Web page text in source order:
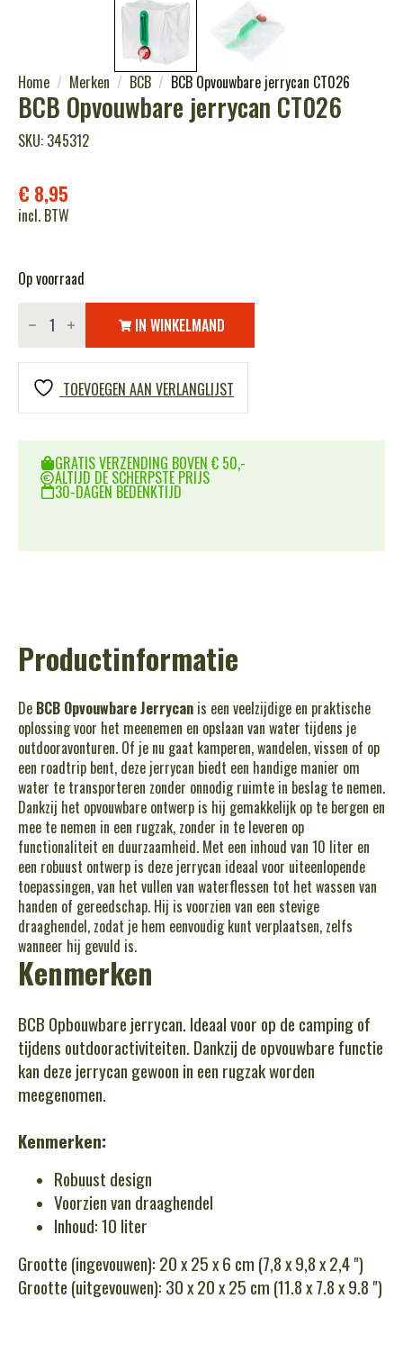
Home Merken BCB BCB Opvouwbare jerrycan CT026
BCB Opvouwbare jerrycan CT026
SKU: 345312
€ 8,95
incl. BTW
Op voorraad
BCB
Opvouwbare
jerrycan
CT026
aantal
IN WINKELMAND
TOEVOEGEN AAN VERLANGLIJST
GRATIS VERZENDING BOVEN € 50,-
ALTIJD DE SCHERPSTE PRIJS
30-DAGEN BEDENKTIJD
Productinformatie
De BCB Opvouwbare Jerrycan is een veelzijdige en praktische
oplossing voor het meenemen en opslaan van water tijdens je
outdooravonturen. Of je nu gaat kamperen, wandelen, vissen of op
een roadtrip bent, deze jerrycan biedt een handige manier om
water te transporteren zonder onnodig ruimte in beslag te nemen.
Dankzij het opvouwbare ontwerp is hij gemakkelijk op te bergen en
mee te nemen in een rugzak, zonder in te leveren op
functionaliteit en duurzaamheid. Met een inhoud van 10 liter en
een robuust ontwerp is deze jerrycan ideaal voor uiteenlopende
toepassingen, van het vullen van waterflessen tot het wassen van
handen of gereedschap. Hij is voorzien van een stevige
draaghendel, zodat je hem eenvoudig kunt verplaatsen, zelfs
wanneer hij gevuld is.
Kenmerken
BCB Opbouwbare jerrycan. Ideaal voor op de camping of
tijdens outdooractiviteiten. Dankzij de opvouwbare functie
kan deze jerrycan gewoon in een rugzak worden
meegenomen.
Kenmerken:
Robuust design
Voorzien van draaghendel
Inhoud: 10 liter
Grootte (ingevouwen): 20 x 25 x 6 cm (7,8 x 9,8 x 2,4 ")
Grootte (uitgevouwen): 30 x 20 x 25 cm (11.8 x 7.8 x 9.8 ")